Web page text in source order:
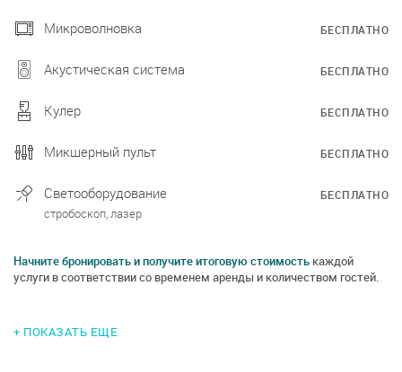
Микроволновка БЕСПЛАТНО
Акустическая система БЕСПЛАТНО
Кулер БЕСПЛАТНО
Микшерный пульт БЕСПЛАТНО
Светооборудование
стробоскоп, лазер
БЕСПЛАТНО
Начните бронировать и получите итоговую стоимость каждой
услуги в соответствии со временем аренды и количеством гостей.
+ ПОКАЗАТЬ ЕЩЕ